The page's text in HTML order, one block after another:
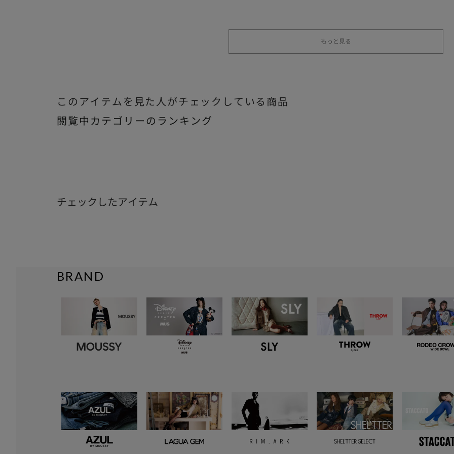
もっと見る
このアイテムを見た人がチェックしている商品
閲覧中カテゴリーのランキング
チェックしたアイテム
BRAND